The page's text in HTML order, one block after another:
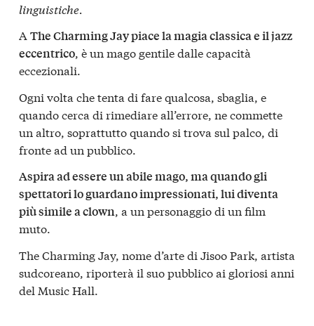
linguistiche.
A The Charming Jay piace la magia classica e il jazz
eccentrico, è un mago gentile dalle capacità
eccezionali.
Ogni volta che tenta di fare qualcosa, sbaglia, e
quando cerca di rimediare all’errore, ne commette
un altro, soprattutto quando si trova sul palco, di
fronte ad un pubblico.
Aspira ad essere un abile mago, ma quando gli
spettatori lo guardano impressionati, lui diventa
più simile a clown, a un personaggio di un film
muto.
The Charming Jay, nome d’arte di Jisoo Park, artista
sudcoreano, riporterà il suo pubblico ai gloriosi anni
del Music Hall.